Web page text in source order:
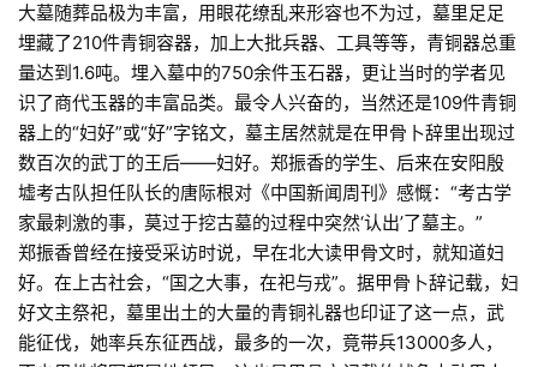
大墓随葬品极为丰富，用眼花缭乱来形容也不为过，墓里足足
埋藏了210件青铜容器，加上大批兵器、工具等等，青铜器总重
量达到1.6吨。埋入墓中的750余件玉石器，更让当时的学者见
识了商代玉器的丰富品类。最令人兴奋的，当然还是109件青铜
器上的“妇好”或“好”字铭文，墓主居然就是在甲骨卜辞里出现过
数百次的武丁的王后——妇好。郑振香的学生、后来在安阳殷
墟考古队担任队长的唐际根对《中国新闻周刊》感慨：“考古学
家最刺激的事，莫过于挖古墓的过程中突然‘认出’了墓主。”
郑振香曾经在接受采访时说，早在北大读甲骨文时，就知道妇
好。在上古社会，“国之大事，在祀与戎”。据甲骨卜辞记载，妇
好文主祭祀，墓里出土的大量的青铜礼器也印证了这一点，武
能征伐，她率兵东征西战，最多的一次，竟带兵13000多人，